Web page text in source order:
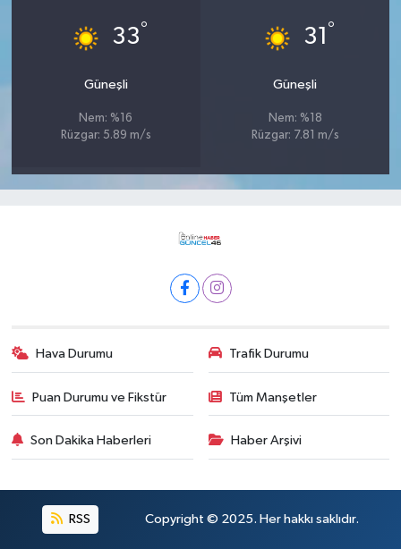
33°
Güneşli
Nem: %16
Rüzgar: 5.89 m/s
31 °
Güneşli
Nem: %18
Rüzgar: 7.81 m/s
Hava Durumu Trafik Durumu
Puan Durumu ve Fikstür Tüm Manşetler
Son Dakika Haberleri Haber Arşivi
RSS Copyright © 2025. Her hakkı saklıdır.